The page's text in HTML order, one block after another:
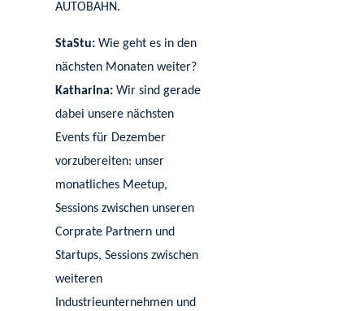
AUTOBAHN.
StaStu:Wie geht es in den
nächsten Monaten weiter?
Katharina: Wir sind gerade
dabei unsere nächsten
Events für Dezember
vorzubereiten: unser
monatliches Meetup,
Sessions zwischen unseren
Corprate Partnern und
Startups, Sessions zwischen
weiteren
Industrieunternehmen und